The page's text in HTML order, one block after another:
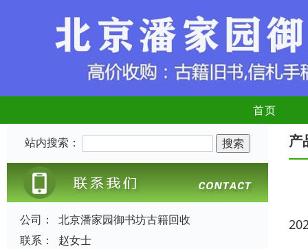
首页
站内搜索：
公司：
北京潘家园御书坊古籍回收
联系：
赵女士
产